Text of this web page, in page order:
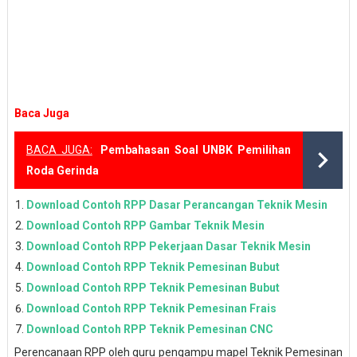
Baca Juga
BACA JUGA:
Pembahasan Soal UNBK Pemilihan
Roda Gerinda
Download Contoh RPP Dasar Perancangan Teknik Mesin
Download Contoh RPP Gambar Teknik Mesin
Download Contoh RPP Pekerjaan Dasar Teknik Mesin
Download Contoh RPP Teknik Pemesinan Bubut
Download Contoh RPP Teknik Pemesinan Bubut
Download Contoh RPP Teknik Pemesinan Frais
Download Contoh RPP Teknik Pemesinan CNC
Perencanaan RPP oleh guru pengampu mapel Teknik Pemesinan